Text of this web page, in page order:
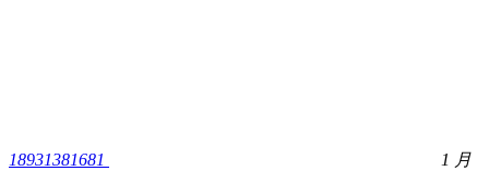
18931381681 1 月